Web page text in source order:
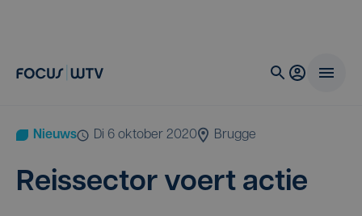
Nieuws di 6 oktober 2020 Brugge
Reis­sec­tor voert actie